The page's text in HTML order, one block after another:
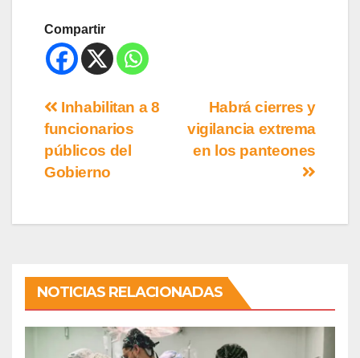
Compartir
Habrá cierres y
vigilancia extrema
en los panteones
Inhabilitan a 8
funcionarios
públicos del
Gobierno
NOTICIAS RELACIONADAS